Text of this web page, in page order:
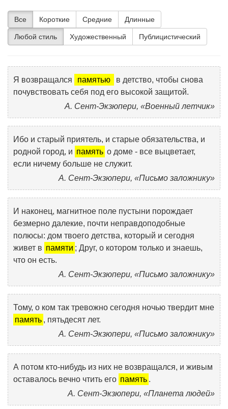
Все Короткие Средние Длинные
Любой стиль Художественный Публицистический
Я возвращался памятью
в детство, чтобы снова
почувствовать себя под его высокой защитой.
А. Сент-Экзюпери, «Военный летчик»
Ибо и старый приятель, и старые обязательства, и
родной город, и память о доме - все выцветает,
если ничему больше не служит.
А. Сент-Экзюпери, «Письмо заложнику»
И наконец, магнитное поле пустыни порождает
безмерно далекие, почти неправдоподобные
полюсы: дом твоего детства, который и сегодня
живет в памяти ; Друг, о котором только и знаешь,
что он есть.
А. Сент-Экзюпери, «Письмо заложнику»
Тому, о ком так тревожно сегодня ночью твердит мне
память , пятьдесят лет.
А. Сент-Экзюпери, «Письмо заложнику»
А потом кто-нибудь из них не возвращался, и живым
оставалось вечно чтить его память .
А. Сент-Экзюпери, «Планета людей»